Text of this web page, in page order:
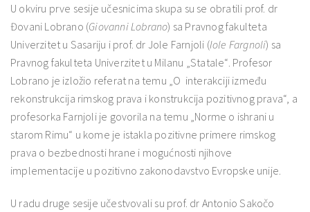
U okviru prve sesije učesnicima skupa su se obratili prof. dr
Đovani Lobrano (Giovanni Lobrano) sa Pravnog fakulteta
Univerzitet u Sasariju i prof. dr Jole Farnjoli (Iole Fargnoli) sa
Pravnog fakulteta Univerzitet u Milanu „Statale“. Profesor
Lobrano je izložio referat na temu „O interakciji između
rekonstrukcija rimskog prava i konstrukcija pozitivnog prava“, a
profesorka Farnjoli je govorila na temu „Norme o ishrani u
starom Rimu“ u kome je istakla pozitivne primere rimskog
prava o bezbednosti hrane i mogućnosti njihove
implementacije u pozitivno zakonodavstvo Evropske unije.
U radu druge sesije učestvovali su prof. dr Antonio Sakočo